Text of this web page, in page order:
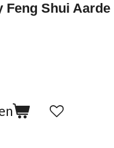
Shui Aarde